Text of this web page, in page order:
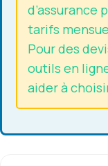
d’assurance
tarifs
Pour des
outils en
aider à